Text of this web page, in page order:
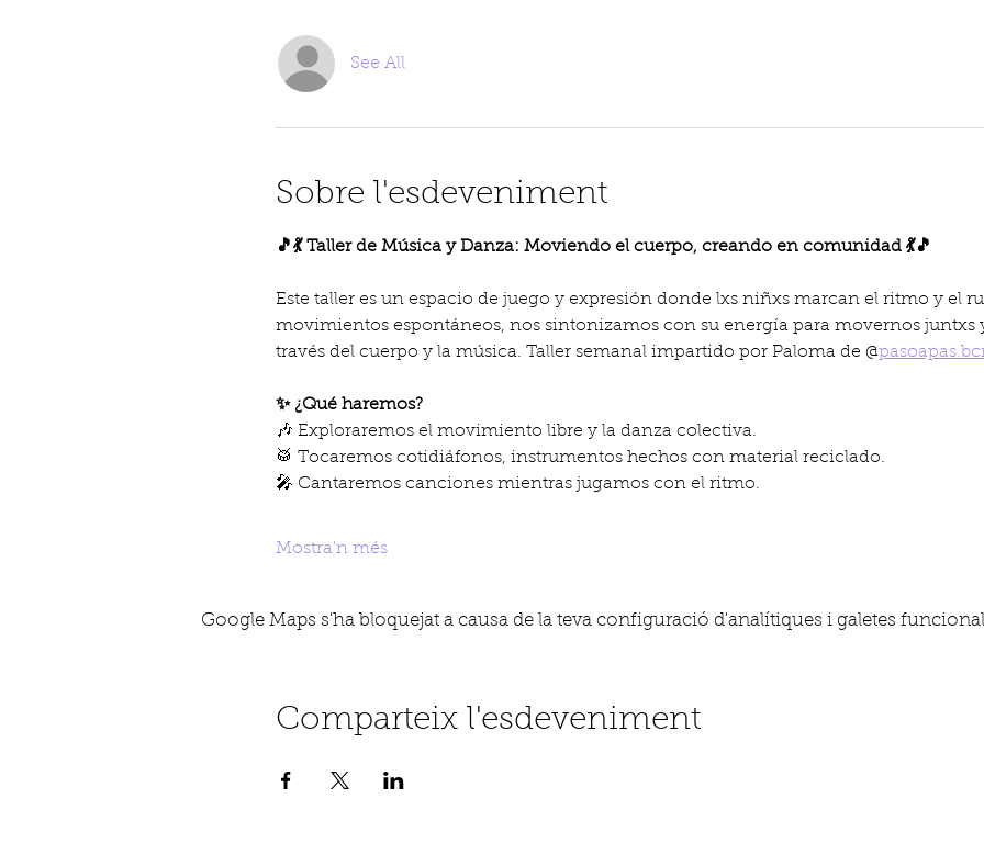
See All
Sobre l'esdeveniment
🎵💃 Taller de Música y Danza: Moviendo el cuerpo, creando en comunidad 💃🎵
Este taller es un espacio de juego y expresión donde lxs niñxs marcan el ritmo y el
movimientos espontáneos, nos sintonizamos con su energía para movernos
través del cuerpo y la música. Taller semanal impartido por Paloma de @
✨ ¿Qué haremos?
🎶 Exploraremos el movimiento libre y la danza colectiva.
🥁 Tocaremos cotidiáfonos, instrumentos hechos con material reciclado.
🎤 Cantaremos canciones mientras jugamos con el ritmo.
Mostra'n més
Google Maps s'ha bloquejat a causa de la teva configuració d'analítiques i galetes
Comparteix l'esdeveniment